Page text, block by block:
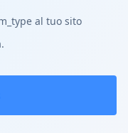
al tuo sito